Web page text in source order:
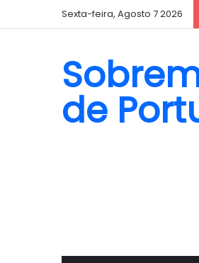
Sexta-feira, Agosto 7 2026
de